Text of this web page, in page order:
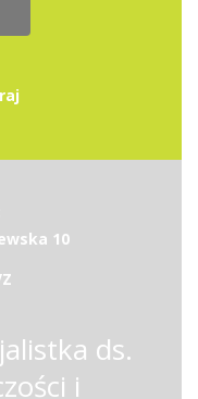
10
ds.
i